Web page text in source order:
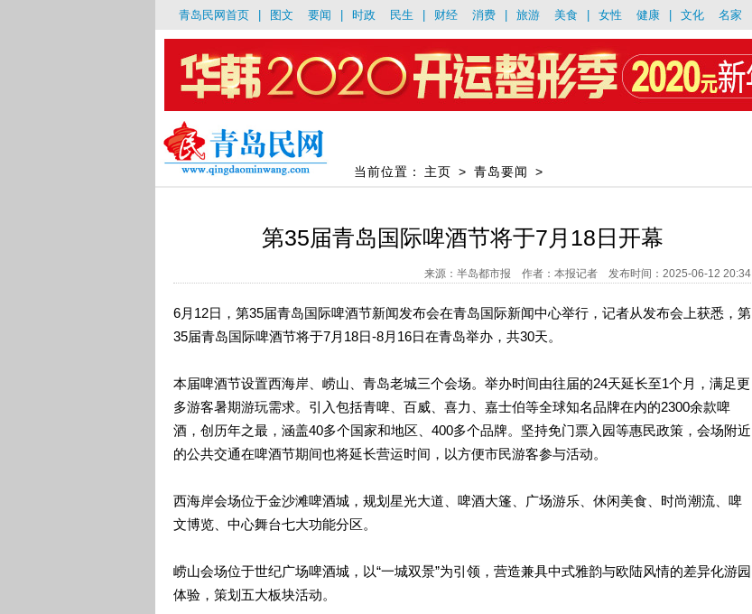
青岛民网首页 图文 要闻 时政 民生 财经 消费 旅游 美食 女性 健康 文化 名家
当前位置： 主页 > 青岛要闻 >
第35届青岛国际啤酒节将于7月18日开幕
来源：半岛都市报 作者：本报记者 发布时间：2025-06-12 20:34
6月12日，第35届青岛国际啤酒节新闻发布会在青岛国际新闻中心举行，记者从发布会上获悉，第
35届青岛国际啤酒节将于7月18日-8月16日在青岛举办，共30天。
本届啤酒节设置西海岸、崂山、青岛老城三个会场。举办时间由往届的24天延长至1个月，满足更
多游客暑期游玩需求。引入包括青啤、百威、喜力、嘉士伯等全球知名品牌在内的2300余款啤
酒，创历年之最，涵盖40多个国家和地区、400多个品牌。坚持免门票入园等惠民政策，会场附近
的公共交通在啤酒节期间也将延长营运时间，以方便市民游客参与活动。
西海岸会场位于金沙滩啤酒城，规划星光大道、啤酒大篷、广场游乐、休闲美食、时尚潮流、啤
文博览、中心舞台七大功能分区。
崂山会场位于世纪广场啤酒城，以“一城双景”为引领，营造兼具中式雅韵与欧陆风情的差异化游园
体验，策划五大板块活动。